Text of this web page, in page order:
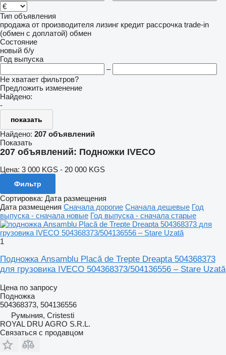
Тип объявления
продажа от производителя лизинг кредит рассрочка trade-in
(обмен с доплатой) обмен
Состояние
новый б/у
Год выпуска
–
Не хватает фильтров?
Предложить изменение
Найдено:
-
показать
Найдено: 207 объявлений
Показать
207 объявлений: Подножки IVECO
Цена: 3 000 KGS - 20 000 KGS
Фильтр
Сортировка: Дата размещения
Дата размещения Сначала дорогие Сначала дешевые Год
выпуска - сначала новые Год выпуска - сначала старые
1
Подножка Ansamblu Placă de Trepte Dreapta 504368373
для грузовика IVECO 504368373/504136556 – Stare Uzată
Цена по запросу
Подножка
504368373, 504136556
Румыния, Cristesti
ROYAL DRU AGRO S.R.L.
Связаться с продавцом